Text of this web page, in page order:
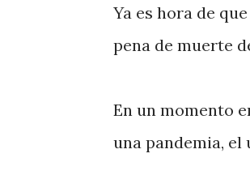
Ya es hora de
pena de muerte
En un momento
una pandemia, el